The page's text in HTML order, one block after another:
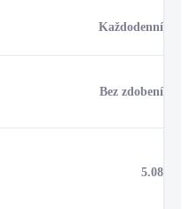
Každodenní
Bez zdobení
5.08